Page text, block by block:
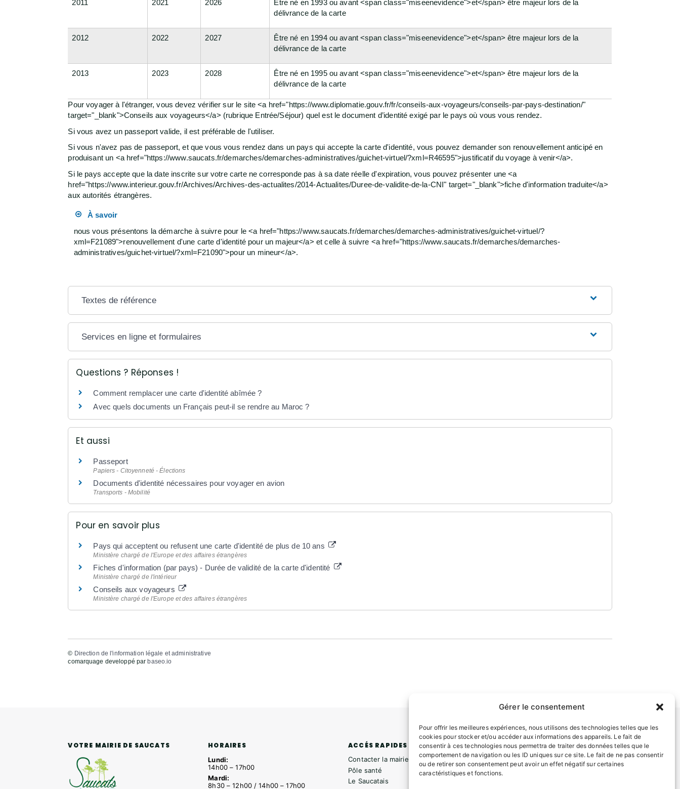
Gérer le consentement
Pour offrir les meilleures expériences, nous utilisons des technologies telles que les
cookies pour stocker et/ou accéder aux informations des appareils. Le fait de
consentir à ces technologies nous permettra de traiter des données telles que le
comportement de navigation ou les ID uniques sur ce site. Le fait de ne pas consentir
ou de retirer son consentement peut avoir un effet négatif sur certaines
caractéristiques et fonctions.
2011 2021 2026
Être né en 1993 ou avant <span class="miseenevidence">et</span> être majeur lors de la
délivrance de la carte
2012 2022 2027
Être né en 1994 ou avant <span class="miseenevidence">et</span> être majeur lors de la
délivrance de la carte
2013 2023 2028
Être né en 1995 ou avant <span class="miseenevidence">et</span> être majeur lors de la
délivrance de la carte
Pour voyager à l'étranger, vous devez vérifier sur le site <a href="https://www.diplomatie.gouv.fr/fr/conseils-aux-voyageurs/conseils-par-pays-destination/"
target="_blank">Conseils aux voyageurs</a> (rubrique Entrée/Séjour) quel est le document d’identité exigé par le pays où vous vous rendez.
Si vous avez un passeport valide, il est préférable de l'utiliser.
Si vous n'avez pas de passeport, et que vous vous rendez dans un pays qui accepte la carte d'identité, vous pouvez demander son renouvellement anticipé en
produisant un <a href="https://www.saucats.fr/demarches/demarches-administratives/guichet-virtuel/?xml=R46595">justificatif du voyage à venir</a>.
Si le pays accepte que la date inscrite sur votre carte ne corresponde pas à sa date réelle d'expiration, vous pouvez présenter une <a
href="https://www.interieur.gouv.fr/Archives/Archives-des-actualites/2014-Actualites/Duree-de-validite-de-la-CNI" target="_blank">fiche d'information traduite</a>
aux autorités étrangères.
À savoir
nous vous présentons la démarche à suivre pour le <a href="https://www.saucats.fr/demarches/demarches-administratives/guichet-virtuel/?
xml=F21089">renouvellement d'une carte d'identité pour un majeur</a> et celle à suivre <a href="https://www.saucats.fr/demarches/demarches-
administratives/guichet-virtuel/?xml=F21090">pour un mineur</a>.
Textes de référence
Services en ligne et formulaires
Questions ? Réponses !
Comment remplacer une carte d'identité abîmée ?
Avec quels documents un Français peut-il se rendre au Maroc ?
Et aussi
Passeport
Papiers - Citoyenneté - Élections
Documents d'identité nécessaires pour voyager en avion
Transports - Mobilité
Pour en savoir plus
Pays qui acceptent ou refusent une carte d'identité de plus de 10 ans
Ministère chargé de l'Europe et des affaires étrangères
Fiches d'information (par pays) - Durée de validité de la carte d'identité
Ministère chargé de l'intérieur
Conseils aux voyageurs
Ministère chargé de l'Europe et des affaires étrangères
© Direction de l'information légale et administrative
comarquage developpé parbaseo.io
VOTRE MAIRIE DE SAUCATS HORAIRES
Lundi:
14h00 – 17h00
Mardi:
8h30 – 12h00 / 14h00 – 17h00
ACCÉS RAPIDES
Contacter la mairie
Pôle santé
Le Saucatais
INFORMATIONS LÉGALES
Mentions légales
Politique de confidentialité